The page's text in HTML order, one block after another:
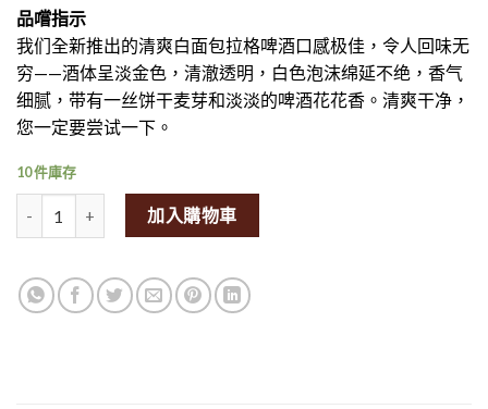
品嚐指示
我们全新推出的清爽白面包拉格啤酒口感极佳，令人回味无
穷——酒体呈淡金色，清澈透明，白色泡沫绵延不绝，香气
细腻，带有一丝饼干麦芽和淡淡的啤酒花花香。清爽干净，
您一定要尝试一下。
10 件庫存
Breer Crisp Lager 4.8% ABV (Craft Beer) 330mL Can量
加入購物車